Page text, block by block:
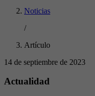
Noticias
/
Artículo
14 de septiembre de 2023
Actualidad